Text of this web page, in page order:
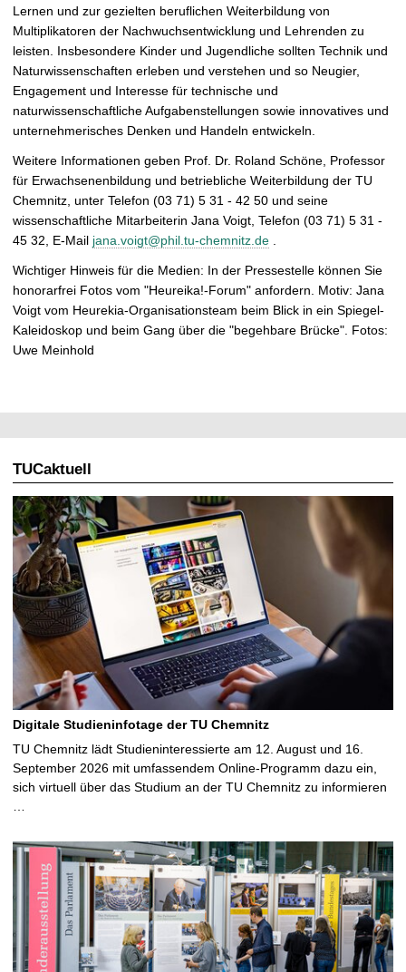
Lernen und zur gezielten beruflichen Weiterbildung von
Multiplikatoren der Nachwuchsentwicklung und Lehrenden zu
leisten. Insbesondere Kinder und Jugendliche sollten Technik und
Naturwissenschaften erleben und verstehen und so Neugier,
Engagement und Interesse für technische und
naturwissenschaftliche Aufgabenstellungen sowie innovatives und
unternehmerisches Denken und Handeln entwickeln.
Weitere Informationen geben Prof. Dr. Roland Schöne, Professor
für Erwachsenenbildung und betriebliche Weiterbildung der TU
Chemnitz, unter Telefon (03 71) 5 31 - 42 50 und seine
wissenschaftliche Mitarbeiterin Jana Voigt, Telefon (03 71) 5 31 -
45 32, E-Mail jana.voigt@phil.tu-chemnitz.de .
Wichtiger Hinweis für die Medien: In der Pressestelle können Sie
honorarfrei Fotos vom "Heureika!-Forum" anfordern. Motiv: Jana
Voigt vom Heurekia-Organisationsteam beim Blick in ein Spiegel-
Kaleidoskop und beim Gang über die "begehbare Brücke". Fotos:
Uwe Meinhold
TUCaktuell
Digitale Studieninfotage der TU Chemnitz
TU Chemnitz lädt Studieninteressierte am 12. August und 16.
September 2026 mit umfassendem Online-Programm dazu ein,
sich virtuell über das Studium an der TU Chemnitz zu informieren